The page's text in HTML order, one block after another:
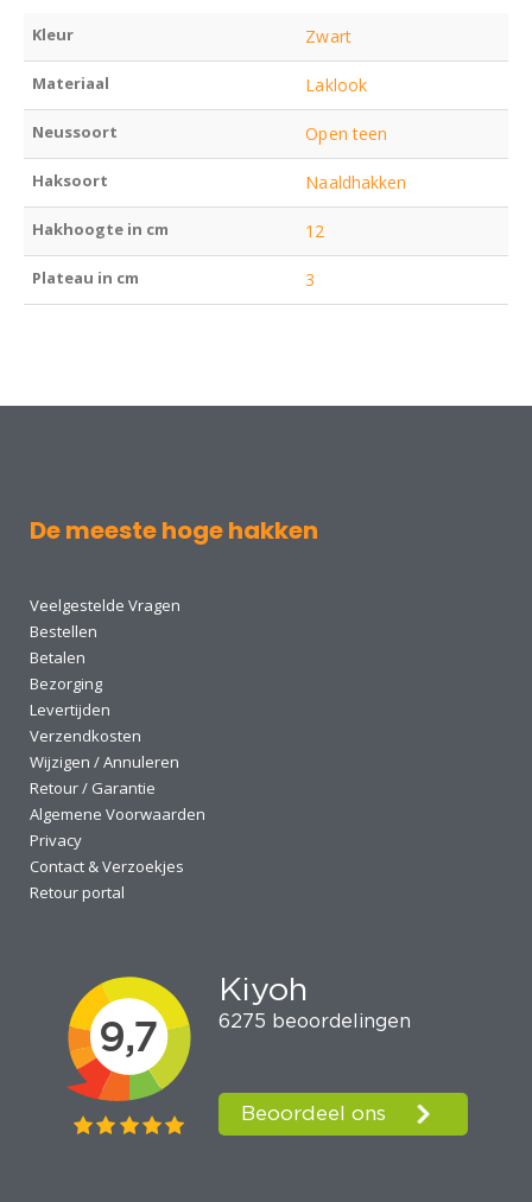
Kleur Zwart
Materiaal Laklook
Neussoort Open teen
Haksoort Naaldhakken
Hakhoogte in cm 12
Plateau in cm 3
De meeste hoge hakken
Veelgestelde Vragen
Bestellen
Betalen
Bezorging
Levertijden
Verzendkosten
Wijzigen / Annuleren
Retour / Garantie
Algemene Voorwaarden
Privacy
Contact & Verzoekjes
Retour portal